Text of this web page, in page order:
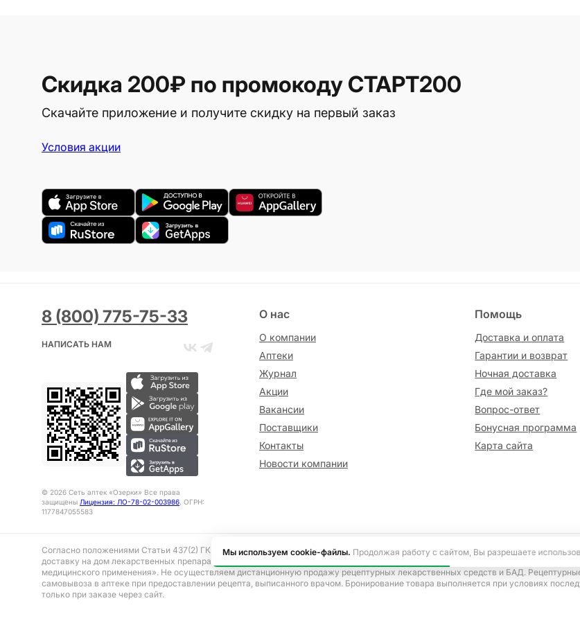
Скидка 200₽ по промокоду СТАРТ200
Скачайте приложение и получите скидку на первый заказ
Условия акции
8 (800) 775-75-33
НАПИСАТЬ НАМ
© 2026 Сеть аптек «Озерки» Все права
защищены Лицензия: ЛО-78-02-003986, ОГРН:
1177847055583
О нас
О компании
Аптеки
Журнал
Акции
Вакансии
Поставщики
Контакты
Новости компании
Помощь
Доставка и оплата
Гарантии и возврат
Ночная доставка
Где мой заказ?
Вопрос-ответ
Бонусная программа
Карта сайта
Согласно положениями Статьи 437(2) ГК РФ представленная на сайте информация носит исключительно ознакомительный
доставку на дом лекарственных препаратов, отпускаемым без рецепта, согласно Указу Президента Российской Федерации от
медицинского применения». Не осуществляем дистанционную продажу рецептурных лекарственных средств и БАД.
самовывоза в аптеке при предоставлении рецепта, выписанного врачом. Бронирование товара выполняется при условиях
только при заказе через сайт.
Мы используем cookie-файлы. Продолжая работу с сайтом, Вы разрешаете